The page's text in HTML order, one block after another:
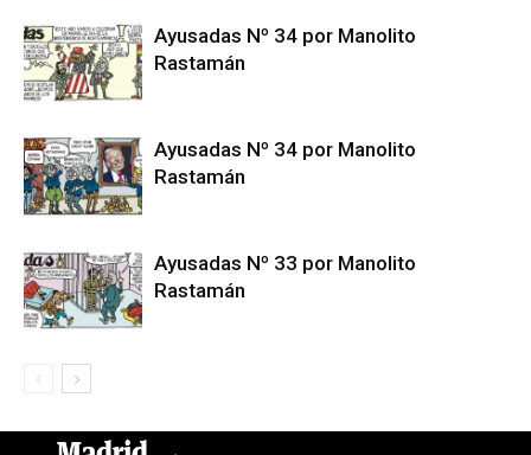
Ayusadas Nº 34 por Manolito
Rastamán
Ayusadas Nº 34 por Manolito
Rastamán
Ayusadas Nº 33 por Manolito
Rastamán